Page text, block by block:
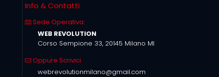
Info & Contatti
Sede Operativa:
WEB REVOLUTION
Corso Sempione 33, 20145 Milano MI
Oppure Scrivici
webrevolutionmilano@gmail.com